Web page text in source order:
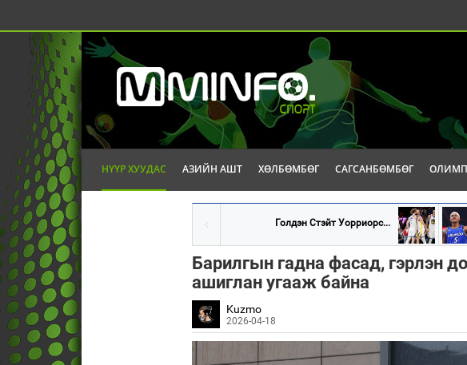
НҮҮР ХУУДАС АЗИЙН АШТ ХӨЛБӨМБӨГ САГСАНБӨМБӨГ
Голдэн Стэйт Уорриорс...
Барилгын гадна фасад, гэрлэн
ашиглан угааж байна
Kuzmo
2026-04-18